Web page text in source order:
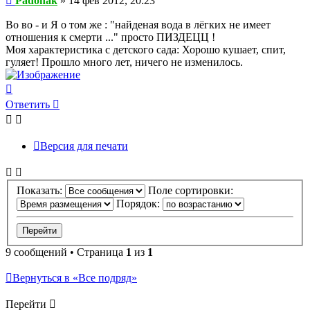
Во во - и Я о том же : "найденая вода в лёгких не имеет
отношения к смерти ..." просто ПИЗДЕЦЦ !
Моя характеристика с детского сада: Хорошо кушает, спит,
гуляет! Прошло много лет, ничего не изменилось.
к
началу
Ответить
Версия для печати
Показать:
Поле сортировки:
Порядок:
9 сообщений • Страница 1 из 1
Вернуться в «Все подряд»
Перейти